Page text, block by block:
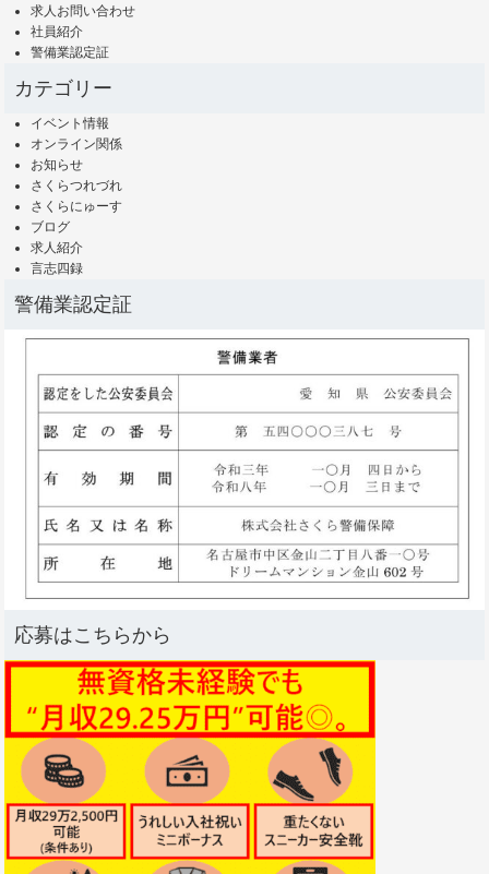
求人お問い合わせ
社員紹介
警備業認定証
カテゴリー
イベント情報
オンライン関係
お知らせ
さくらつれづれ
さくらにゅーす
ブログ
求人紹介
言志四録
警備業認定証
応募はこちらから